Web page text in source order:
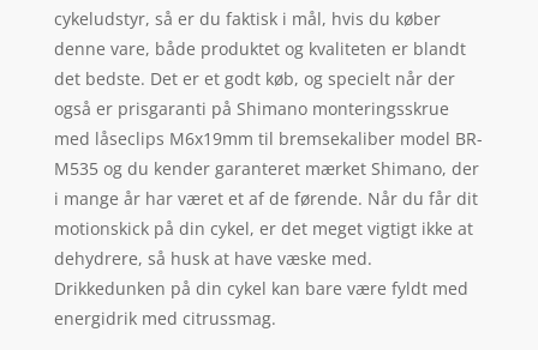
cykeludstyr, så er du faktisk i mål, hvis du køber
denne vare, både produktet og kvaliteten er blandt
det bedste. Det er et godt køb, og specielt når der
også er prisgaranti på Shimano monteringsskrue
med låseclips M6x19mm til bremsekaliber model BR-
M535 og du kender garanteret mærket Shimano, der
i mange år har været et af de førende. Når du får dit
motionskick på din cykel, er det meget vigtigt ikke at
dehydrere, så husk at have væske med.
Drikkedunken på din cykel kan bare være fyldt med
energidrik med citrussmag.